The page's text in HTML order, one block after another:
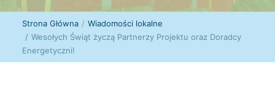
Strona Główna
Wiadomości lokalne
Wesołych Świąt życzą Partnerzy Projektu oraz Doradcy
Energetyczni!